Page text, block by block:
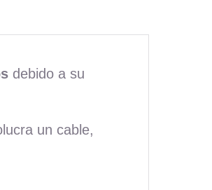
debido a su
un cable,